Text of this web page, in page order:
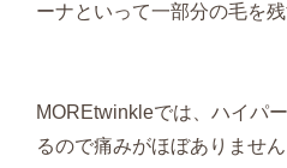
ーナといって一部分の毛を
MOREtwinkleでは、ハイパ
るので痛みがほぼありませ